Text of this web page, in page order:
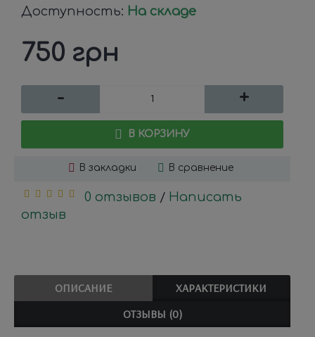
Доступность: На складе
750 грн
- +
В КОРЗИНУ
В закладки В сравнение
0 отзывов / Написать
отзыв
ОПИСАНИЕ
ХАРАКТЕРИСТИКИ
ОТЗЫВЫ (0)